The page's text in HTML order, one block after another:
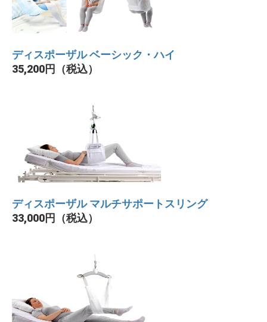
ディスポーザル ベーシック・ハイ
35,200円（税込）
ディスポーザル マルチサポートスリング
33,000円（税込）